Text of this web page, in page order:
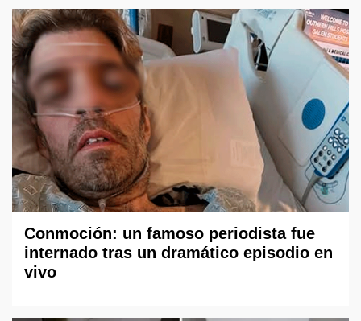
Conmoción: un famoso periodista fue
internado tras un dramático episodio en
vivo